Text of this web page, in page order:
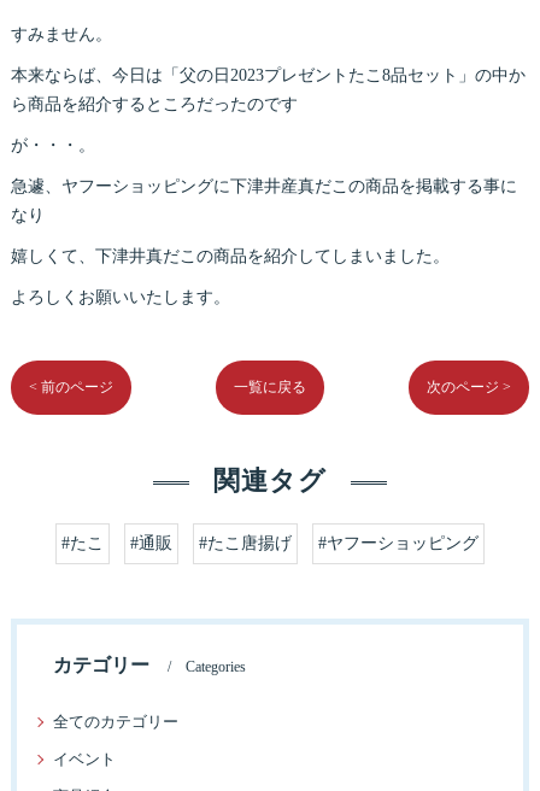
すみません。
本来ならば、今日は「父の日2023プレゼントたこ8品セット」の中か
ら商品を紹介するところだったのです
が・・・。
急遽、ヤフーショッピングに下津井産真だこの商品を掲載する事に
なり
嬉しくて、下津井真だこの商品を紹介してしまいました。
よろしくお願いいたします。
< 前のページ 一覧に戻る 次のページ >
関連タグ
#たこ #通販 #たこ唐揚げ #ヤフーショッピング
カテゴリー Categories
全てのカテゴリー
イベント